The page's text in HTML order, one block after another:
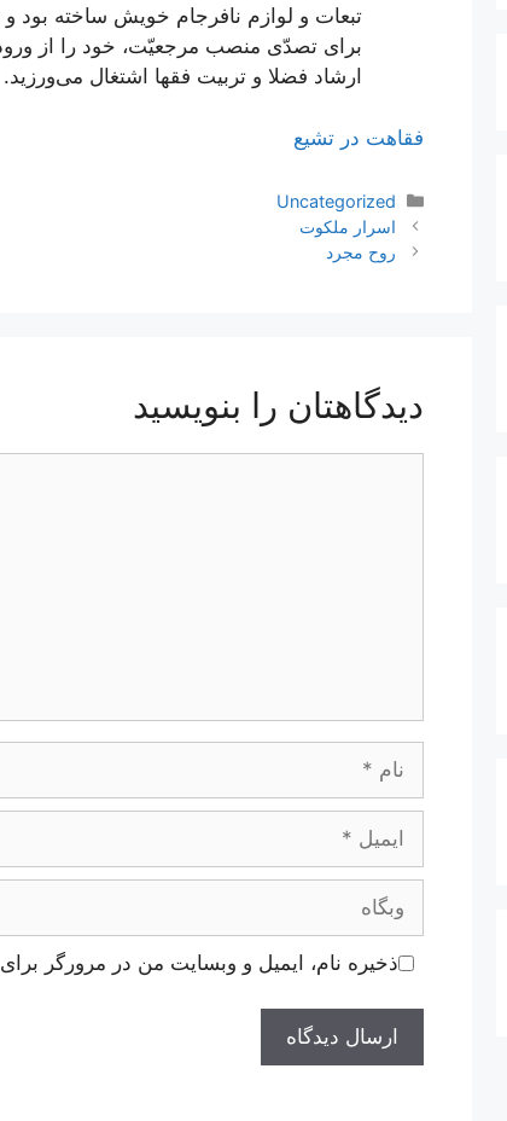
تبعات و لوازم نافرجام خویش ساخته بود
برای تصدّی منصب مرجعیّت، خود را از
ارشاد فضلا و تربیت فقها اشتغال می‌ورزید.
فقاهت در تشیع
دسته‌ها
Uncategorized
ناوبری
نوشته‌ها
اسرار ملکوت
روح مجرد
دیدگاهتان را بنویسید
وبگاه
ذخیره نام، ایمیل و وبسایت من در مرورگر